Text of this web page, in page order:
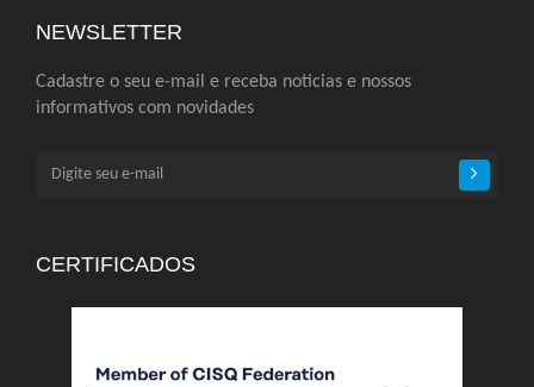
NEWSLETTER
Cadastre o seu e-mail e receba noticias e nossos
informativos com novidades
CERTIFICADOS